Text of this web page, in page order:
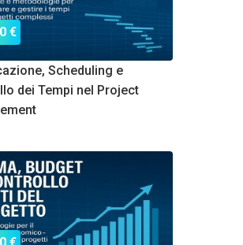
€
Scheduling e
dei Tempi nel Project